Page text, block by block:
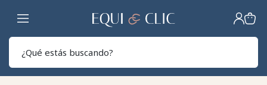
Hogar